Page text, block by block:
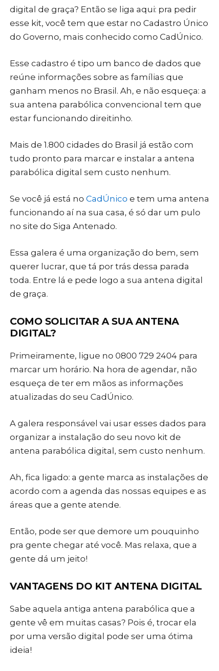
digital de graça? Então se liga aqui: pra pedir
esse kit, você tem que estar no Cadastro Único
do Governo, mais conhecido como CadÚnico.
Esse cadastro é tipo um banco de dados que
reúne informações sobre as famílias que
ganham menos no Brasil. Ah, e não esqueça: a
sua antena parabólica convencional tem que
estar funcionando direitinho.
Mais de 1.800 cidades do Brasil já estão com
tudo pronto para marcar e instalar a antena
parabólica digital sem custo nenhum.
Se você já está no CadÚnico e tem uma antena
funcionando aí na sua casa, é só dar um pulo
no site do Siga Antenado.
Essa galera é uma organização do bem, sem
querer lucrar, que tá por trás dessa parada
toda. Entre lá e pede logo a sua antena digital
de graça.
COMO SOLICITAR A SUA ANTENA
DIGITAL?
Primeiramente, ligue no 0800 729 2404 para
marcar um horário. Na hora de agendar, não
esqueça de ter em mãos as informações
atualizadas do seu CadÚnico.
A galera responsável vai usar esses dados para
organizar a instalação do seu novo kit de
antena parabólica digital, sem custo nenhum.
Ah, fica ligado: a gente marca as instalações de
acordo com a agenda das nossas equipes e as
áreas que a gente atende.
Então, pode ser que demore um pouquinho
pra gente chegar até você. Mas relaxa, que a
gente dá um jeito!
VANTAGENS DO KIT ANTENA DIGITAL
Sabe aquela antiga antena parabólica que a
gente vê em muitas casas? Pois é, trocar ela
por uma versão digital pode ser uma ótima
ideia!